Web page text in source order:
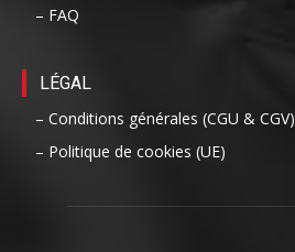
– FAQ
LÉGAL
– Conditions générales (CGU & CGV)
– Politique de cookies (UE)